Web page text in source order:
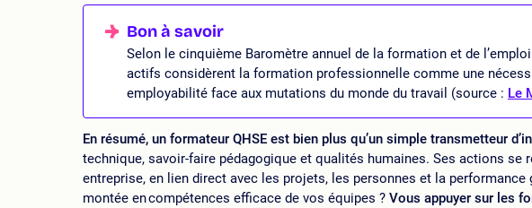
Selon le cinquième Baromètre annuel de la formation et de
actifs considèrent la formation professionnelle comme une
employabilité face aux mutations du monde du travail (source : Le
En résumé, un formateur QHSE est bien plus qu’un simple transmetteur
technique, savoir-faire pédagogique et qualités humaines. Ses actions se
entreprise, en lien direct avec les projets, les personnes et la
montée en compétences efficace de vos équipes ? Vous appuyer sur les